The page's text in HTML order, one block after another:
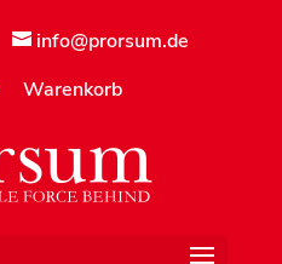
info@prorsum.de
Warenkorb